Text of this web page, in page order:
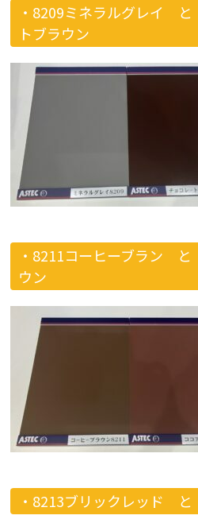
・8209ミネラルグレイ と
トブラウン
・8211コーヒーブラン と
ウン
・8213ブリックレッド と